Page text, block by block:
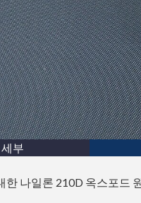
세부
한 나일론 210D 옥스포드